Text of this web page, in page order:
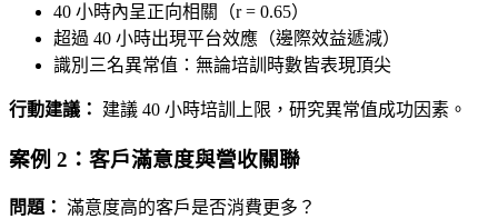
40 小時內呈正向相關（r = 0.65）
超過 40 小時出現平台效應（邊際效益遞減）
識別三名異常值：無論培訓時數皆表現頂尖
行動建議： 建議 40 小時培訓上限，研究異常值成功因素。
案例 2：客戶滿意度與營收關聯
問題： 滿意度高的客戶是否消費更多？